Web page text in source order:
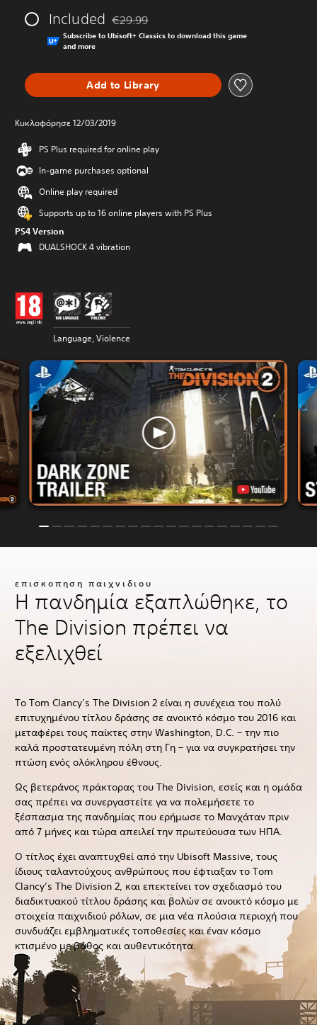
Included Discounted from original price of €29.99
€29.99
Subscribe to Ubisoft+ Classics to download this game
and more
Add to Library
Κυκλοφόρησε 12/03/2019
PS Plus required for online play
In-game purchases optional
Online play required
Supports up to 16 online players with PS Plus
PS4 Version
DUALSHOCK 4 vibration
Language, Violence
επισκοπηση παιχνιδιου
Η πανδημία εξαπλώθηκε, το
The Division πρέπει να
εξελιχθεί
Το Tom Clancy’s The Division 2 είναι η συνέχεια του πολύ
επιτυχημένου τίτλου δράσης σε ανοικτό κόσμο του 2016 και
μεταφέρει τους παίκτες στην Washington, D.C. – την πιο
καλά προστατευμένη πόλη στη Γη – για να συγκρατήσει την
πτώση ενός ολόκληρου έθνους.
Ως βετεράνος πράκτορας του The Division, εσείς και η ομάδα
σας πρέπει να συνεργαστείτε γα να πολεμήσετε το
ξέσπασμα της πανδημίας που ερήμωσε το Μανχάταν πριν
από 7 μήνες και τώρα απειλεί την πρωτεύουσα των ΗΠΑ.
Ο τίτλος έχει αναπτυχθεί από την Ubisoft Massive, τους
ίδιους ταλαντούχους ανθρώπους που έφτιαξαν το Tom
Clancy’s The Division 2, και επεκτείνει τον σχεδιασμό του
διαδικτυακού τίτλου δράσης και βολών σε ανοικτό κόσμο με
στοιχεία παιχνιδιού ρόλων, σε μια νέα πλούσια περιοχή που
συνδυάζει εμβληματικές τοποθεσίες και έναν κόσμο
κτισμένο με βάθος και αυθεντικότητα.